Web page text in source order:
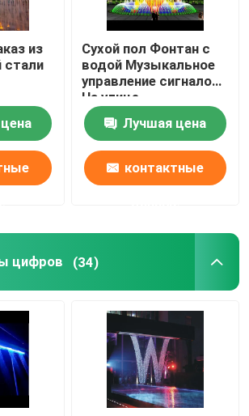
из
Сухой пол Фонтан с
водой Музыкальное
управление сигналом
На улице
Лучшая цена
контактные
цифров (34)